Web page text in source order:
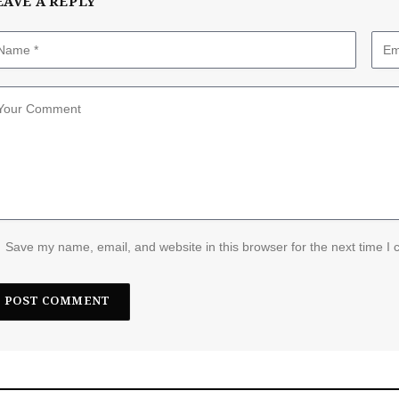
Save my name, email, and website in this browser for the next time I